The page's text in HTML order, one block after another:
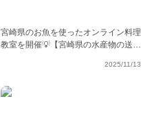
宮崎県のお魚を使ったオンライン料理
教室を開催💡【宮崎県の水産物の送料
2025/11/13